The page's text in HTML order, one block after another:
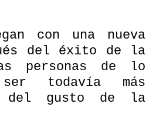
con una nueva
del éxito de la
personas de lo
todavía más
del gusto de la